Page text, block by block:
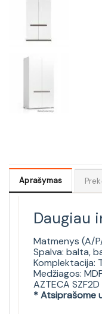
Aprašymas
Daugiau
Matmenys (A/
Spalva: balta,
Komplektacija:
Medžiagos:
AZTECA SZF2D
* Atsiprašome